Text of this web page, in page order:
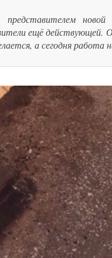
представителем
ещё действующей.
а сегодня работа